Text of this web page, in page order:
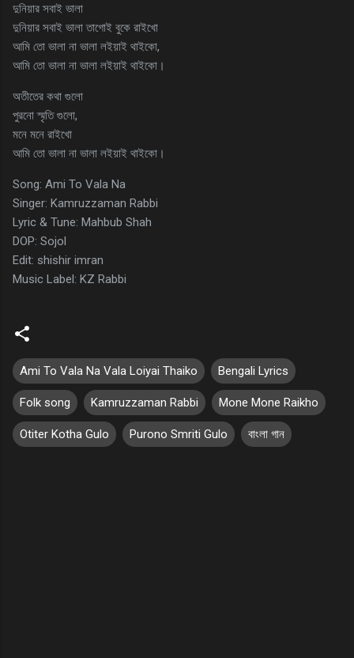
দুনিয়ার সবাই ভালা
দুনিয়ার সবাই ভালা তাগোই বুকে রাইখো
আমি তো ভালা না ভালা লইয়াই থাইকো,
আমি তো ভালা না ভালা লইয়াই থাইকো।
অতীতের কথা গুলো
পুরনো স্মৃতি গুলো,
মনে মনে রাইখো
আমি তো ভালা না ভালা লইয়াই থাইকো।
Song: Ami To Vala Na
Singer: Kamruzzaman Rabbi
Lyric & Tune: Mahbub Shah
DOP: Sojol
Edit: shishir imran
Music Label: KZ Rabbi
Ami To Vala Na Vala Loiyai Thaiko Bengali Lyrics
Folk song Kamruzzaman Rabbi Mone Mone Raikho
Otiter Kotha Gulo Purono Smriti Gulo বাংলা গান